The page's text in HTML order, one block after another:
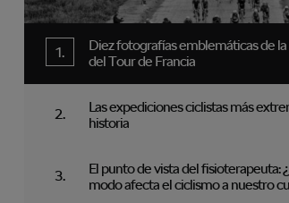
Diez fotografías emblemáticas de
del Tour de Francia
Las expediciones ciclistas más
historia
El punto de vista del fisioterapeuta:
modo afecta el ciclismo a nuestro